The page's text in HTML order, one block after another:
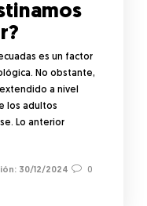
es un factor
No obstante,
a nivel
los adultos
Lo anterior
30/12/2024
0